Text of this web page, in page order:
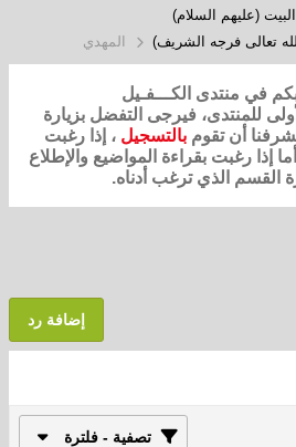
(عليهم السلام)
تعالى فرجه الشريف)
المهدي
بكم في منتدى الكـــفـيل
للمنتدى، فيرجى التفضل بزيارة
أن تقوم بالتسجيل ، إذا رغبت
إذا رغبت بقراءة المواضيع والإطلاع
القسم الذي ترغب أدناه.
إضافة رد
تصفية - فلترة